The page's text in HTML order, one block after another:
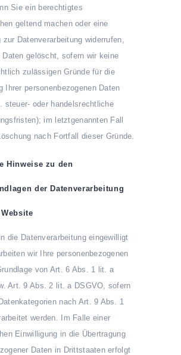
Sie ein berechtigtes
geltend machen oder eine
zur Datenverarbeitung widerrufen,
Daten gelöscht, sofern wir keine
zulässigen Gründe für die
Ihrer personenbezogenen Daten
steuer- oder handelsrechtliche
im letztgenannten Fall
nach Fortfall dieser Gründe.
Hinweise zu den
der Datenverarbeitung
die Datenverarbeitung eingewilligt
wir Ihre personenbezogenen
von Art. 6 Abs. 1 lit. a
Art. 9 Abs. 2 lit. a DSGVO, sofern
nach Art. 9 Abs. 1
werden. Im Falle einer
Einwilligung in die Übertragung
Daten in Drittstaaten erfolgt